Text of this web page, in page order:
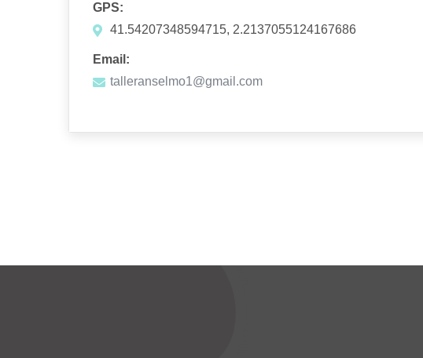
GPS:
41.54207348594715, 2.2137055124167686
Email:
talleranselmo1@gmail.com